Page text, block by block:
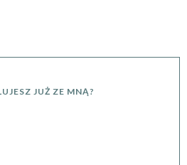
JUŻ ZE MNĄ?